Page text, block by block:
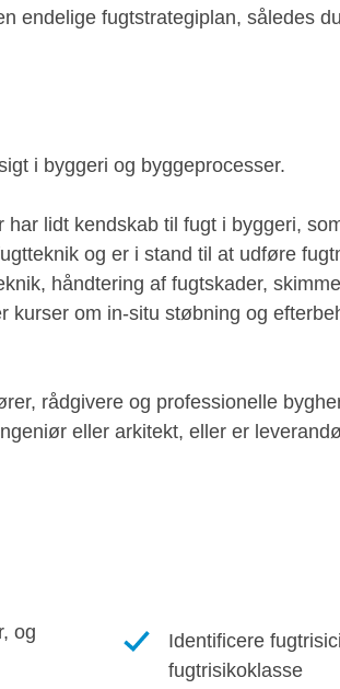
endelige fugtstrategiplan, således
i byggeri og byggeprocesser.
lidt kendskab til fugt i byggeri,
og er i stand til at udføre
håndtering af fugtskader,
om in-situ støbning og
rådgivere og professionelle
eller arkitekt, eller er
og
Identificere
fugtrisikoklasse